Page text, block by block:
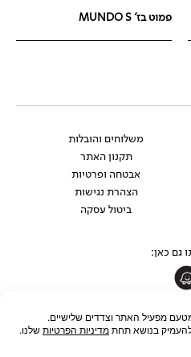
פמוט בז' MUNDO S
משלוחים והובלות
תקנון האתר
אבטחה ופרטיות
הצהרת נגישות
ביטול עסקה
גם כאן:
לפני כולם?